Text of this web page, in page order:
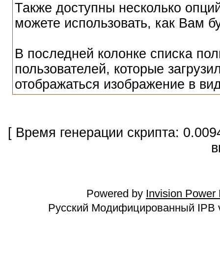
Также доступны несколько
можете использовать, как Вам
В последней колонке списка
пользователей, которые
отображаться изображение в
[ Время генерации скрипта:
Powered by Invision Power
Русский Модифицированный IPB